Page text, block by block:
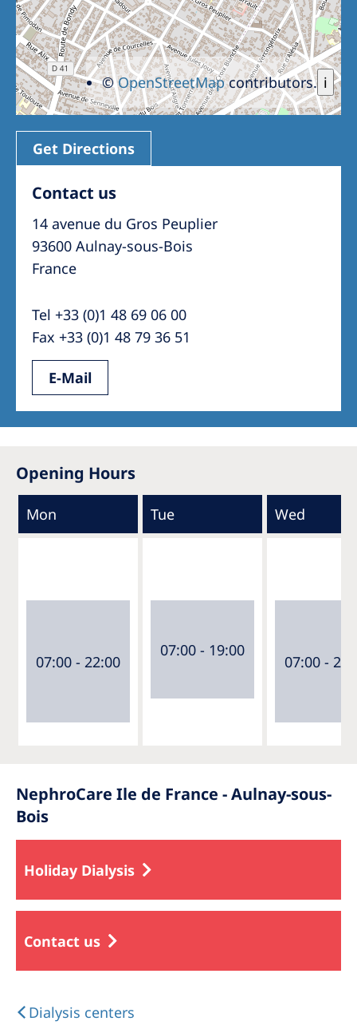
i
©OpenStreetMapcontributors.
Get Directions
Contact us
14 avenue du Gros Peuplier
93600 Aulnay-sous-Bois
France
Tel +33 (0)1 48 69 06 00
Fax +33 (0)1 48 79 36 51
E-Mail
Opening Hours
Mon Tue Wed
07:00 - 22:00
07:00 - 19:00
07:00 -
NephroCare Ile de France - Aulnay-sous-
Bois
Holiday Dialysis
Contact us
Dialysis centers